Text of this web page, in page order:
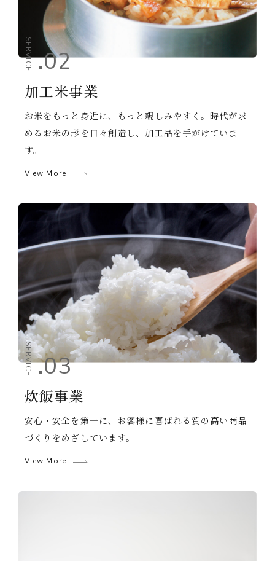
© Nagoyashokuryo Co.,Ltd. All Rights Reserved.
SERVICE.02
加工米事業
お米をもっと身近に、もっと親しみやすく。時代が求
めるお米の形を日々創造し、加工品を手がけていま
す。
View More
SERVICE.03
炊飯事業
安心・安全を第一に、お客様に喜ばれる質の高い商品
づくりをめざしています。
View More